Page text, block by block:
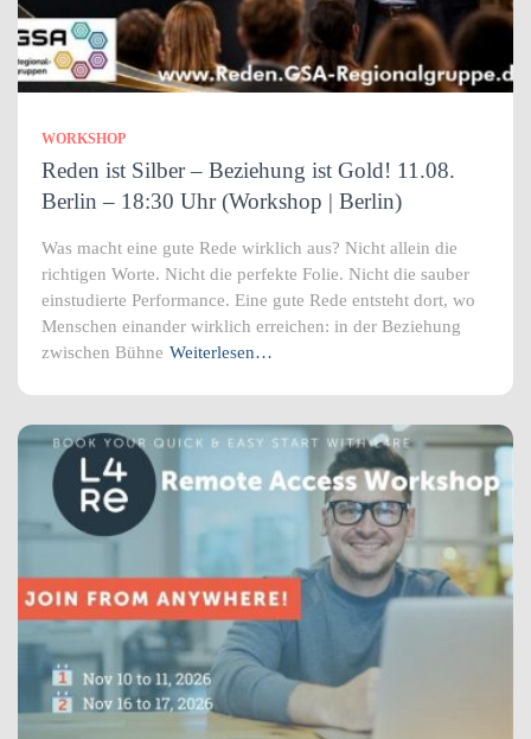
WORKSHOP
Reden ist Silber – Beziehung ist Gold! 11.08.
Berlin – 18:30 Uhr (Workshop | Berlin)
Was macht eine gute Rede wirklich aus? Nicht allein die
richtigen Worte. Nicht die perfekte Folie. Nicht die sauber
einstudierte Performance. Eine gute Rede entsteht dort, wo
Menschen einander wirklich erreichen: in der Beziehung
zwischen Bühne Weiterlesen…